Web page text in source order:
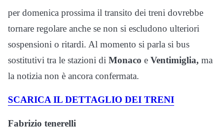
per domenica prossima il transito dei treni dovrebbe
tornare regolare anche se non si escludono ulteriori
sospensioni o ritardi. Al momento si parla si bus
sostitutivi tra le stazioni di Monaco e Ventimiglia, ma
la notizia non è ancora confermata.
SCARICA IL DETTAGLIO DEI TRENI
Fabrizio tenerelli